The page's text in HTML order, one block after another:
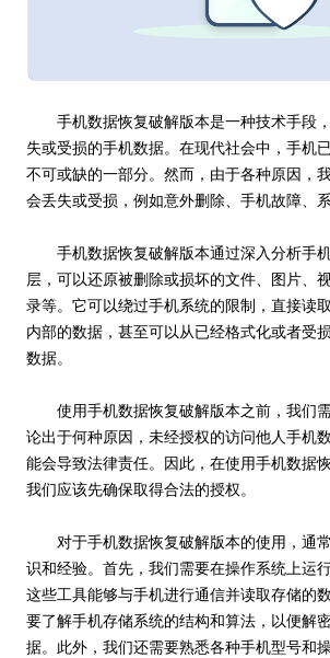
手机数据恢复破解版本是一种技术手段
失或受损的手机数据。在现代社会中，手机
不可或缺的一部分。然而，由于各种原因，
会丢失或受损，例如意外删除、手机故障、系
手机数据恢复破解版本通过深入分析手
层，可以还原被删除或损坏的文件、图片、
录等。它可以绕过手机系统的限制，直接读
内部的数据，甚至可以从已经格式化或者受
数据。
使用手机数据恢复破解版本之前，我们
论出于何种原因，未经授权的访问他人手机
能会导致法律责任。因此，在使用手机数据
我们应该先确保取得合法的授权。
对于手机数据恢复破解版本的使用，通
识和经验。首先，我们需要在操作系统上运
这些工具能够与手机进行通信并读取存储的
要了解手机存储系统的结构和算法，以便解
据。此外，我们还需要熟悉各种手机型号和